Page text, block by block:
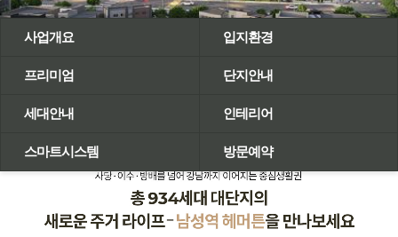
사업개요 입지환경
프리미엄 단지안내
세대안내 인테리어
스마트시스템 방문예약